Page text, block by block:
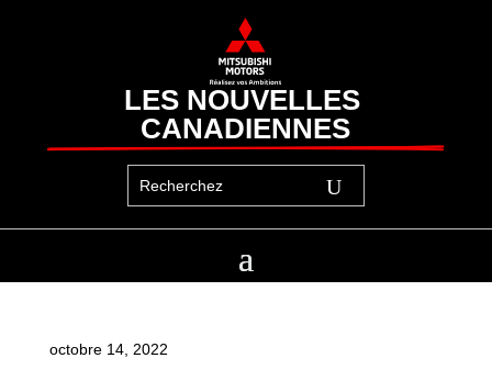
LES NOUVELLES
CANADIENNES
octobre 14, 2022